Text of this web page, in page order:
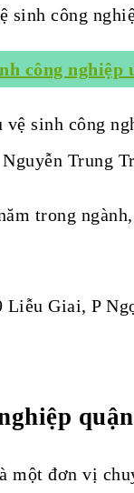
sinh công
công
vệ sinh công
Trung
trong
Giai, P
một đơn vị